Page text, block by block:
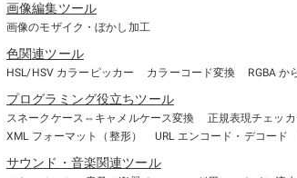
2019/11/22
「 文字数カウント
2019/11/20
2019/11/18
当サイトがオープンしまし
画像編集ツール
画像のモザイク・ぼかし加工
色関連ツール
HSL/HSV カラーピッカー カラーコード変換 RGBA か
プログラミング役立ちツール
スネークケース⇔キャメルケース変換 正規表現チェッ
XML フォーマット（整形）
URL エンコード・デコード
サウンド・音楽関連ツール